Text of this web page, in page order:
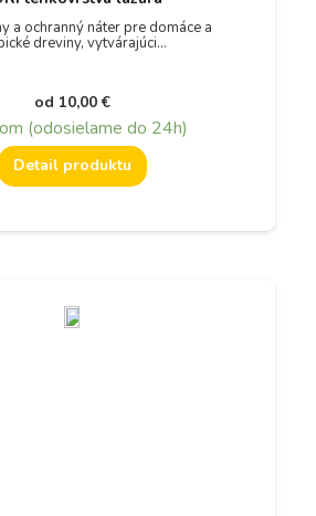
a ochranný náter pre domáce a
dreviny, vytvárajúci…
od 10,00€
(odosielame do 24h)
Detail produktu